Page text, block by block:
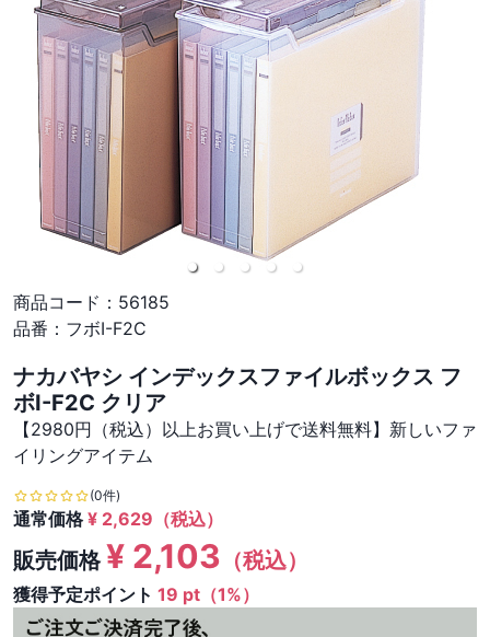
商品コード： 56185
品番： フボI-F2C
ナカバヤシ インデックスファイルボックス フ
ボI-F2C クリア
【2980円（税込）以上お買い上げで送料無料】新しいファ
イリングアイテム
(0件)
通常価格¥ 2,629 （税込）
販売価格¥ 2,103 （税込）
獲得予定ポイント 19 pt（1%）